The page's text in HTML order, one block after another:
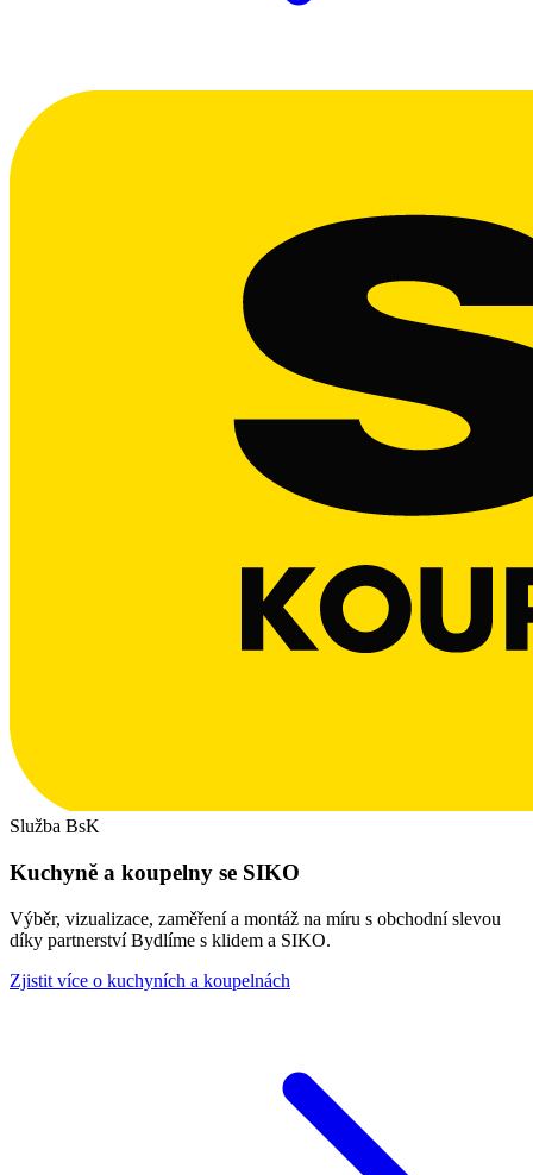
Služba BsK
Kuchyně a koupelny se SIKO
Výběr, vizualizace, zaměření a montáž na míru s obchodní slevou
díky partnerství Bydlíme s klidem a SIKO.
Zjistit více o kuchyních a koupelnách